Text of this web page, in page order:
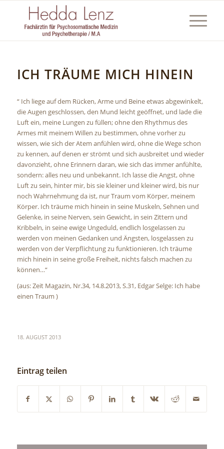
ICH TRÄUME MICH HINEIN
“ Ich liege auf dem Rücken, Arme und Beine etwas abgewinkelt,
die Augen geschlossen, den Mund leicht geöffnet, und lade die
Luft ein, meine Lungen zu füllen; ohne den Rhythmus des
Armes mit meinem Willen zu bestimmen, ohne vorher zu
wissen, wie sich der Atem anfühlen wird, ohne die Wege schon
zu kennen, auf denen er strömt und sich ausbreitet und wieder
davonzieht, ohne Erinnern daran, wie sich das immer anfühlte,
sondern: alles neu und unbekannt. Ich lasse die Angst, ohne
Luft zu sein, hinter mir, bis sie kleiner und kleiner wird, bis nur
noch Wahrnehmung da ist, nur Traum vom Körper, meinem
Körper. Ich träume mich hinein in seine Muskeln, Sehnen und
Gelenke, in seine Nerven, sein Gewicht, in sein Zittern und
Kribbeln, in seine ewige Ungeduld, endlich losgelassen zu
werden von meinen Gedanken und Ängsten, losgelassen zu
werden von der Verpflichtung zu funktionieren. Ich träume
mich hinein in seine große Freiheit, nichts falsch machen zu
können…“
(aus: Zeit Magazin, Nr.34, 14.8.2013, S.31, Edgar Selge: Ich habe
einen Traum )
18. AUGUST 2013
Eintrag teilen